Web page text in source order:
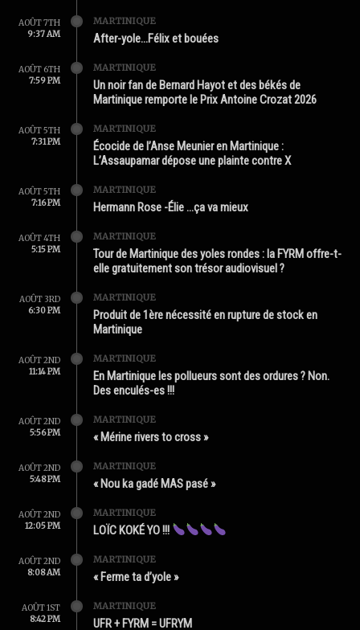
AOÛT 7TH
9:37 AM
MARTINIQUE
After-yole…Félix et bouées
AOÛT 6TH
7:59 PM
MARTINIQUE
Un noir fan de Bernard Hayot et des békés de
Martinique remporte le Prix Antoine Crozat 2026
AOÛT 5TH
7:31 PM
MARTINIQUE
Écocide de l’Anse Meunier en Martinique :
L’Assaupamar dépose une plainte contre X
AOÛT 5TH
7:16 PM
MARTINIQUE
Hermann Rose -Élie …ça va mieux
AOÛT 4TH
5:15 PM
MARTINIQUE
Tour de Martinique des yoles rondes : la FYRM offre-t-
elle gratuitement son trésor audiovisuel ?
AOÛT 3RD
6:30 PM
MARTINIQUE
Produit de 1ère nécessité en rupture de stock en
Martinique
AOÛT 2ND
11:14 PM
MARTINIQUE
En Martinique les pollueurs sont des ordures ? Non.
Des enculés-es !!!
AOÛT 2ND
5:56 PM
MARTINIQUE
« Mérine rivers to cross »
AOÛT 2ND
5:48 PM
MARTINIQUE
« Nou ka gadé MAS pasé »
AOÛT 2ND
12:05 PM
MARTINIQUE
LOÏC KOKÉ YO !!!
AOÛT 2ND
8:08 AM
MARTINIQUE
« Ferme ta d’yole »
AOÛT 1ST
8:42 PM
MARTINIQUE
UFR + FYRM = UFRYM